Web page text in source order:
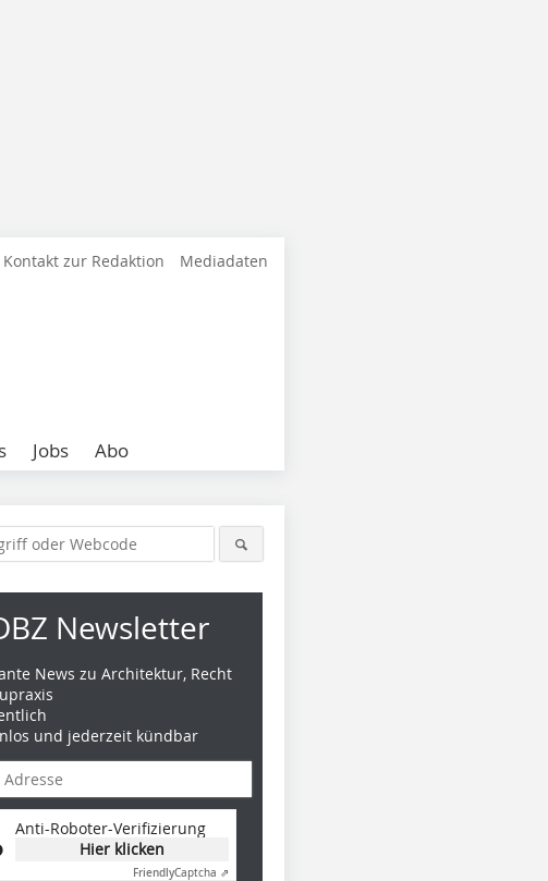
Kontakt zur Redaktion Mediadaten
Jobs Abo
Foto: HUSNER AG Holzbau
Newsletter
News zu Architektur, Recht
und jederzeit kündbar
Anti-Roboter-Verifizierung
Hier klicken
FriendlyCaptcha ⇗